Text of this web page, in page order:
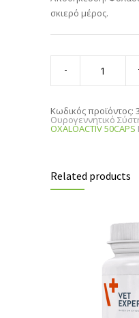
σκιερό µέρος.
ACTIVET
OXALOACTIV
quantity
Κωδικός προϊόντος:
Ουρογεννητικό
OXALOACTIV 50CAPS
Related products